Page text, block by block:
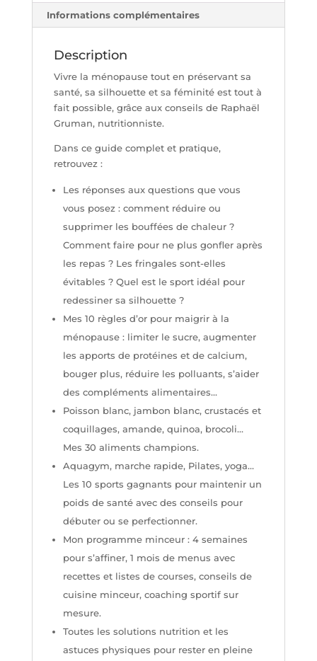
Informations complémentaires
Description
Vivre la ménopause tout en préservant sa
santé, sa silhouette et sa féminité est tout à
fait possible, grâce aux conseils de Raphaël
Gruman, nutritionniste.
Dans ce guide complet et pratique,
retrouvez :
Les réponses aux questions que vous
vous posez : comment réduire ou
supprimer les bouffées de chaleur ?
Comment faire pour ne plus gonfler après
les repas ? Les fringales sont-elles
évitables ? Quel est le sport idéal pour
redessiner sa silhouette ?
Mes 10 règles d’or pour maigrir à la
ménopause : limiter le sucre, augmenter
les apports de protéines et de calcium,
bouger plus, réduire les polluants, s’aider
des compléments alimentaires…
Poisson blanc, jambon blanc, crustacés et
coquillages, amande, quinoa, brocoli…
Mes 30 aliments champions.
Aquagym, marche rapide, Pilates, yoga…
Les 10 sports gagnants pour maintenir un
poids de santé avec des conseils pour
débuter ou se perfectionner.
Mon programme minceur : 4 semaines
pour s’affiner, 1 mois de menus avec
recettes et listes de courses, conseils de
cuisine minceur, coaching sportif sur
mesure.
Toutes les solutions nutrition et les
astuces physiques pour rester en pleine